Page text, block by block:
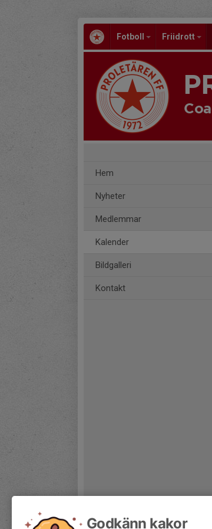
Fotboll Friidrott
Hem
Nyheter
Medlemmar
Kalender
Bildgalleri
Kontakt
Godkänn kakor